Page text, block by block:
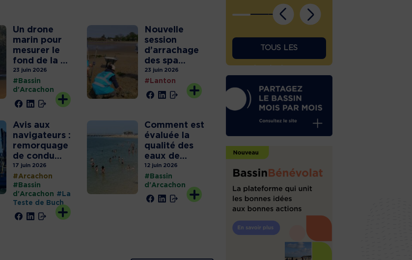
Un drone
marin pour
mesurer le
fond de la ...
23 juin 2026
#Bassin
d'Arcachon
Nouvelle
session
d’arrachage
des spa...
23 juin 2026
#Lanton
Avis aux
navigateurs :
remorquage
de condu...
17 juin 2026
#Arcachon
#Bassin
d'Arcachon #La
Teste de Buch
Comment est
évaluée la
qualité des
eaux de...
12 juin 2026
#Bassin
d'Arcachon
TOUS LES